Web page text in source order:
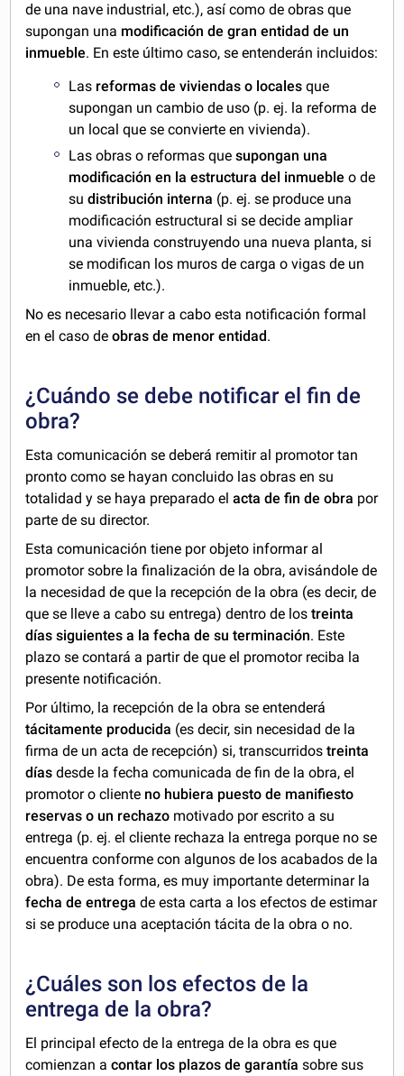
de una nave industrial, etc.), así como de obras que
supongan una modificación de gran entidad de un
inmueble. En este último caso, se entenderán incluidos:
Las reformas de viviendas o locales que
supongan un cambio de uso (p. ej. la reforma de
un local que se convierte en vivienda).
Las obras o reformas quesupongan una
modificación en la estructura del inmueble o de
sudistribución interna (p. ej. se produce una
modificación estructural si se decide ampliar
una vivienda construyendo una nueva planta, si
se modifican los muros de carga o vigas de un
inmueble, etc.).
No es necesario llevar a cabo esta notificación formal
en el caso deobras de menor entidad.
¿Cuándo se debe notificar el fin de
obra?
Esta comunicación se deberá remitir al promotor tan
pronto como se hayan concluido las obras en su
totalidad y se haya preparado elacta de fin de obra por
parte de su director.
Esta comunicación tiene por objeto informar al
promotor sobre la finalización de la obra, avisándole de
la necesidad de que la recepción de la obra (es decir, de
que se lleve a cabo su entrega) dentro de lostreinta
días siguientes a la fecha de su terminación. Este
plazo se contará a partir de que el promotor reciba la
presente notificación.
Por último, la recepción de la obra se entenderá
tácitamente producida (es decir, sin necesidad de la
firma de un acta de recepción) si, transcurridostreinta
días desde la fecha comunicada de fin de la obra, el
promotor o cliente no hubiera puesto de manifiesto
reservas o un rechazo motivado por escrito a su
entrega (p. ej. el cliente rechaza la entrega porque no se
encuentra conforme con algunos de los acabados de la
obra). De esta forma, es muy importante determinar la
fecha de entrega de esta carta a los efectos de estimar
si se produce una aceptación tácita de la obra o no.
¿Cuáles son los efectos de la
entrega de la obra?
El principal efecto de la entrega de la obra es que
comienzan acontar los plazos de garantía sobre sus